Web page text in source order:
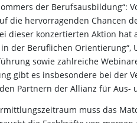
der Berufsausbildung“:
die hervorragenden Chancen
dieser konzertierten Aktion hat
der Beruflichen Orientierung“,
sowie zahlreiche
gibt es insbesondere bei der
Partnern der Allianz für Aus-
muss das